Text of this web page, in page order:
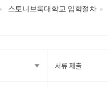
스토니브룩대학교 입학절차
서류 제출